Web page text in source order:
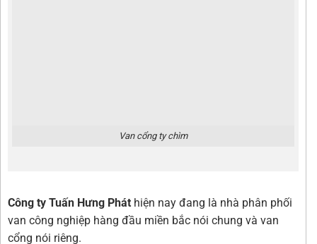
Van cổng ty chìm
Công ty Tuấn Hưng Phát hiện nay đang là nhà phân phối
van công nghiệp hàng đầu miền bắc nói chung và van
cổng nói riêng.